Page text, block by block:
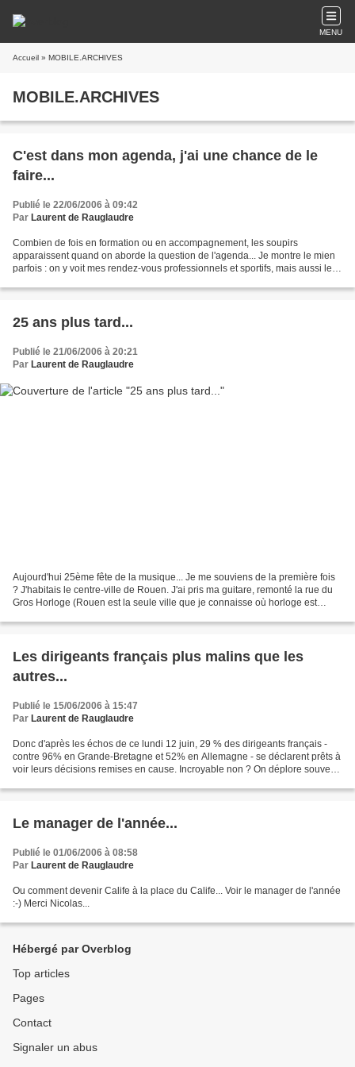
MENU
Accueil » MOBILE.ARCHIVES
MOBILE.ARCHIVES
C'est dans mon agenda, j'ai une chance de le
faire...
Publié le 22/06/2006 à 09:42
Par Laurent de Rauglaudre
Combien de fois en formation ou en accompagnement, les soupirs
apparaissent quand on aborde la question de l'agenda... Je montre le mien
parfois : on y voit mes rendez-vous professionnels et sportifs, mais aussi les
25 ans plus tard...
Publié le 21/06/2006 à 20:21
Par Laurent de Rauglaudre
Aujourd'hui 25ème fête de la musique... Je me souviens de la première fois
? J'habitais le centre-ville de Rouen. J'ai pris ma guitare, remonté la rue du
Gros Horloge (Rouen est la seule ville que je connaisse où horloge est
Les dirigeants français plus malins que les
autres...
Publié le 15/06/2006 à 15:47
Par Laurent de Rauglaudre
Donc d'après les échos de ce lundi 12 juin, 29 % des dirigeants français -
contre 96% en Grande-Bretagne et 52% en Allemagne - se déclarent prêts à
voir leurs décisions remises en cause. Incroyable non ? On déplore souvent
Le manager de l'année...
Publié le 01/06/2006 à 08:58
Par Laurent de Rauglaudre
Ou comment devenir Calife à la place du Calife... Voir le manager de l'année
:-) Merci Nicolas...
Hébergé par Overblog
Top articles
Pages
Contact
Signaler un abus